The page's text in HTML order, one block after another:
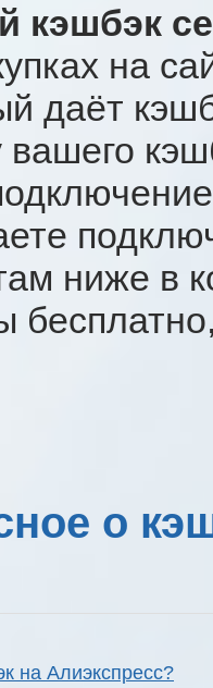
кэшбэк
на
даёт
ниже в
о
на Алиэкспресс?